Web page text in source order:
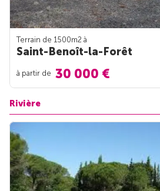
Terrain de 1500m2 à
Saint-Benoît-la-Forêt
à partir de 30 000 €
Rivière